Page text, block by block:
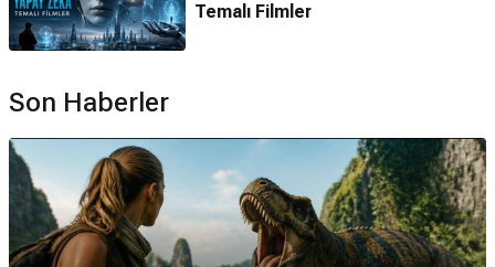
Temalı Filmler
Son Haberler